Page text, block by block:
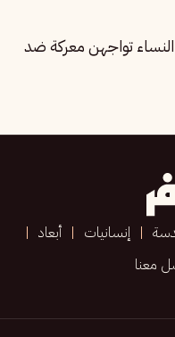
تواجهن معركة ضد
إنسانيات
أبعاد
معنا